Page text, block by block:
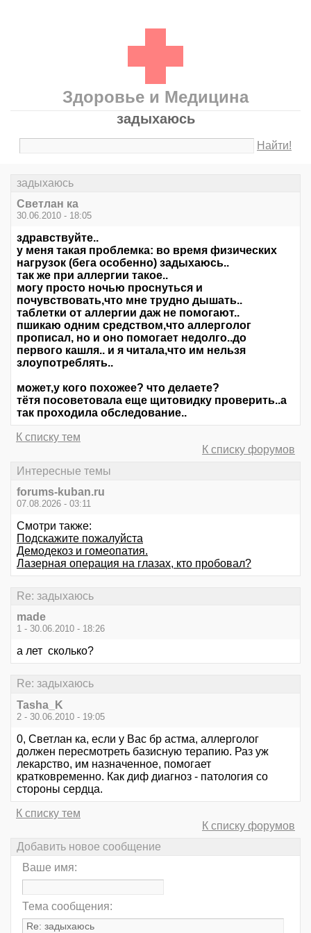
Здоровье и Медицина
задыхаюсь
Найти!
задыхаюсь
Светлан ка
30.06.2010 - 18:05
здравствуйте..
у меня такая проблемка: во время физических
нагрузок (бега особенно) задыхаюсь..
так же при аллергии такое..
могу просто ночью проснуться и
почувствовать,что мне трудно дышать..
таблетки от аллергии даж не помогают..
пшикаю одним средством,что аллерголог
прописал, но и оно помогает недолго..до
первого кашля.. и я читала,что им нельзя
злоупотреблять..
может,у кого похожее? что делаете?
тётя посоветовала еще щитовидку проверить..а
так проходила обследование..
К списку тем
К списку форумов
Интересные темы
forums-kuban.ru
07.08.2026 - 03:11
Смотри также:
Подскажите пожалуйста
Демодекоз и гомеопатия.
Лазерная операция на глазах, кто пробовал?
Re: задыхаюсь
made
1 - 30.06.2010 - 18:26
а лет сколько?
Re: задыхаюсь
Tasha_K
2 - 30.06.2010 - 19:05
0, Светлан ка, если у Вас бр астма, аллерголог
должен пересмотреть базисную терапию. Раз уж
лекарство, им назначенное, помогает
кратковременно. Как диф диагноз - патология со
стороны сердца.
К списку тем
К списку форумов
Добавить новое сообщение
Ваше имя:
Тема сообщения: